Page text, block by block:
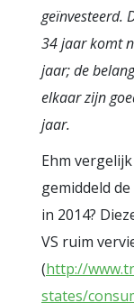
geïnvesteerd.
34 jaar komt
jaar; de
elkaar zijn
jaar.
Ehm
gemiddeld
in 2014?
VS ruim
(http://
states/